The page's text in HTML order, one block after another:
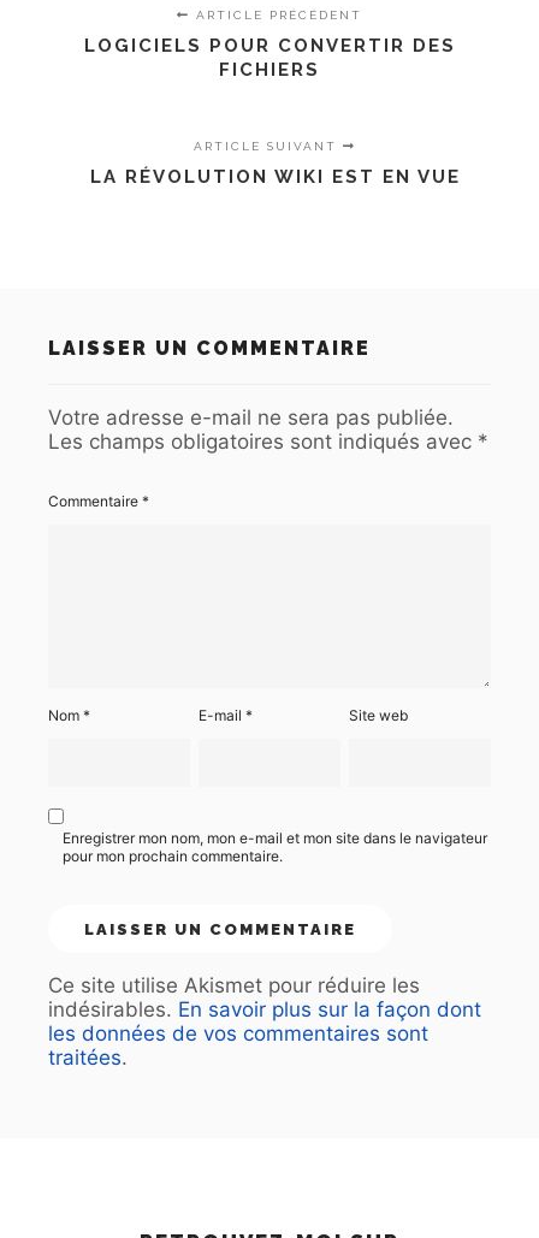
ARTICLE PRÉCÉDENT
LOGICIELS POUR CONVERTIR DES
FICHIERS
ARTICLE SUIVANT
LA RÉVOLUTION WIKI EST EN VUE
LAISSER UN COMMENTAIRE
Votre adresse e-mail ne sera pas publiée.
Les champs obligatoires sont indiqués avec *
Commentaire *
Nom * E-mail* Site web
Enregistrer mon nom, mon e-mail et mon site dans le navigateur
pour mon prochain commentaire.
Ce site utilise Akismet pour réduire les
indésirables. En savoir plus sur la façon dont
les données de vos commentaires sont
traitées.